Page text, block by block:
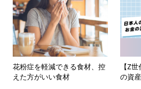
花粉症を軽減できる食材、控
えた方がいい食材
【Z
の資